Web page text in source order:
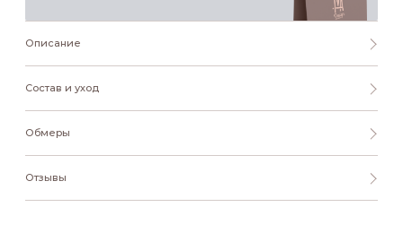
Описание
Состав и уход
Обмеры
Отзывы